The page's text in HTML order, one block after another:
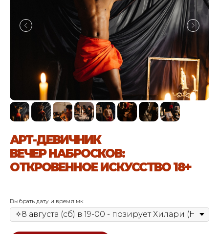
АРТ-ДЕВИЧНИК
ВЕЧЕР НАБРОСКОВ:
ОТКРОВЕННОЕ ИСКУССТВО 18+
Выбрать дату и время мк